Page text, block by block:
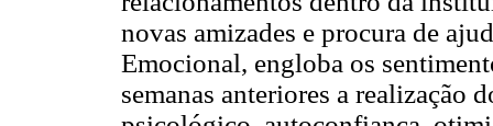
novas amizades e procura de
Emocional, engloba os
semanas anteriores a